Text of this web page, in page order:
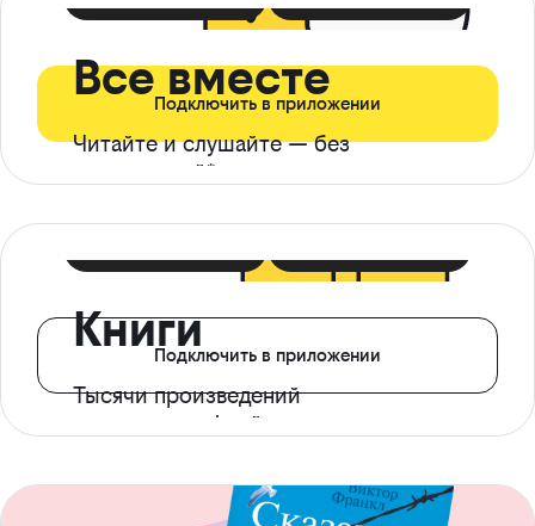
Все вместе
Читайте и слушайте — без
ограничений*
Подключить в приложении
Книги
Тысячи произведений
с доступом офлайн
Подключить в приложении